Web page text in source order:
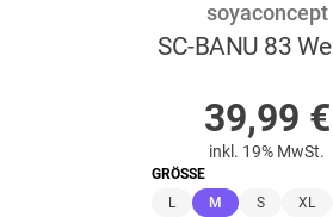
soyaconcept
SC-BANU 83
39,99 €
inkl. 19% MwSt.
GRÖSSE
L
M (ausgewählt)
S XL